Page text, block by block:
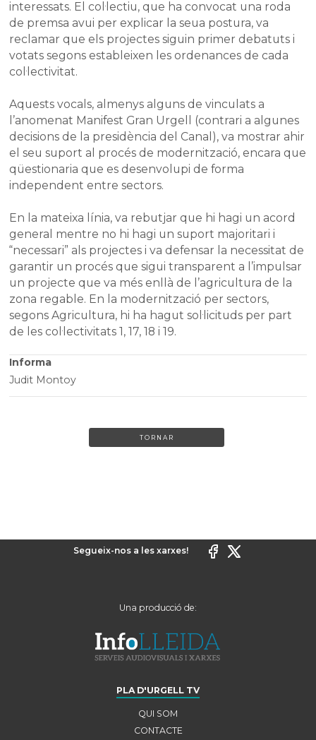
interessats. El col·lectiu, que ha convocat una roda
de premsa avui per explicar la seua postura, va
reclamar que els projectes siguin primer debatuts i
votats segons estableixen les ordenances de cada
col·lectivitat.
Aquests vocals, almenys alguns de vinculats a
l’anomenat Manifest Gran Urgell (contrari a algunes
decisions de la presidència del Canal), va mostrar ahir
el seu suport al procés de modernització, encara que
qüestionaria que es desenvolupi de forma
independent entre sectors.
En la mateixa línia, va rebutjar que hi hagi un acord
general mentre no hi hagi un suport majoritari i
“necessari” als projectes i va defensar la necessitat de
garantir un procés que sigui transparent a l’impulsar
un projecte que va més enllà de l’agricultura de la
zona regable. En la modernització per sectors,
segons Agricultura, hi ha hagut sol·licituds per part
de les col·lectivitats 1, 17, 18 i 19.
Informa
Judit Montoy
TORNAR
Segueix-nos a les xarxes!
Una producció de:
PLA D'URGELL TV
QUI SOM
CONTACTE